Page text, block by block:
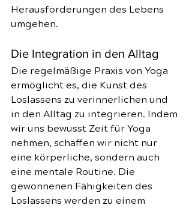
Herausforderungen des Lebens
umgehen.
Die Integration in den Alltag
Die regelmäßige Praxis von Yoga
ermöglicht es, die Kunst des
Loslassens zu verinnerlichen und
in den Alltag zu integrieren. Indem
wir uns bewusst Zeit für Yoga
nehmen, schaffen wir nicht nur
eine körperliche, sondern auch
eine mentale Routine. Die
gewonnenen Fähigkeiten des
Loslassens werden zu einem